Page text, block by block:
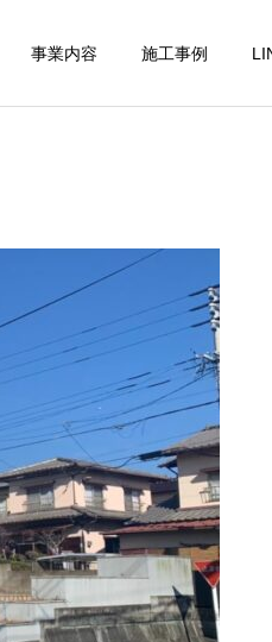
事業内容 施工事例